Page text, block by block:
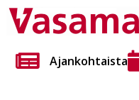
Ajankohtaista